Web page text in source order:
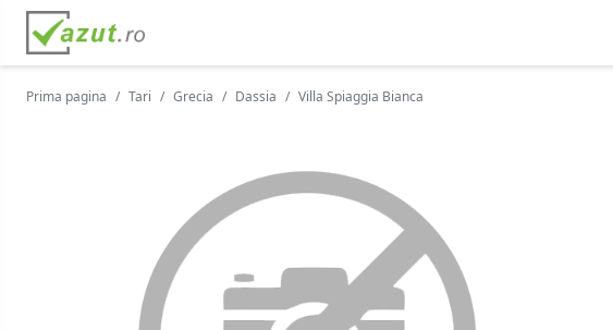
Prima pagina Tari Grecia Dassia Villa Spiaggia Bianca